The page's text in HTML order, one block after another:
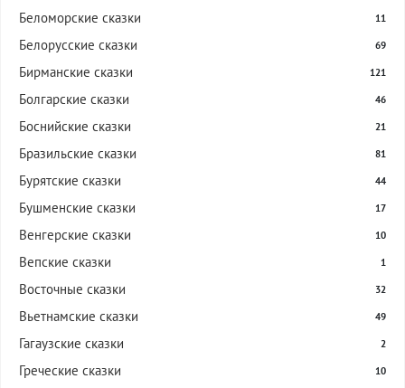
Беломорские сказки 11
Белорусские сказки 69
Бирманские сказки 121
Болгарские сказки 46
Боснийские сказки 21
Бразильские сказки 81
Бурятские сказки 44
Бушменские сказки 17
Венгерские сказки 10
Вепские сказки 1
Восточные сказки 32
Вьетнамские сказки 49
Гагаузские сказки 2
Греческие сказки 10